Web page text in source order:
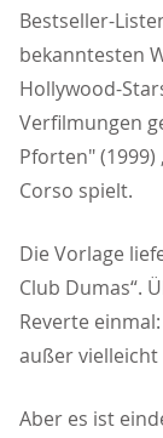
Bestseller-
bekanntesten
Hollywood-
Verfilmungen
Pforten"
Corso spielt.
Die Vorlage
Club Dumas“.
Reverte
außer vielleicht
Aber es ist